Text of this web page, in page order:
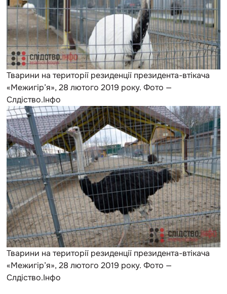
Тварини на території резиденції президента-втікача
«Межигір’я», 28 лютого 2019 року. Фото —
Слдіство.Інфо
Тварини на території резиденції президента-втікача
«Межигір’я», 28 лютого 2019 року. Фото —
Слдіство.Інфо